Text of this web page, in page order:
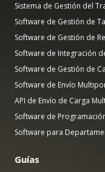
Sistema de Gestión del
Software de Gestión de
Software de Gestión de
Software de Integración
Software de Gestión de
Software de Envío
API de Envío de Carga
Software de
Software para
Guías